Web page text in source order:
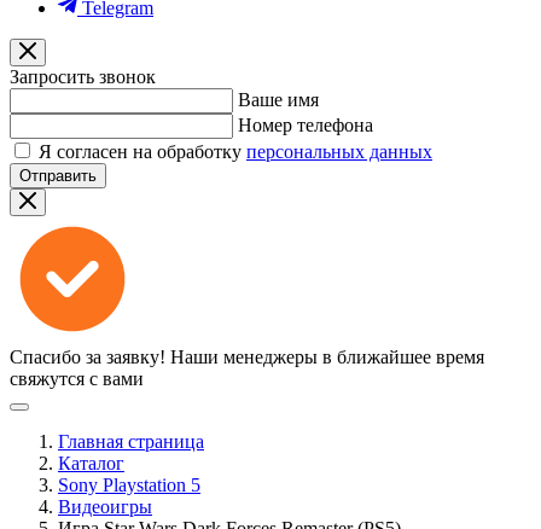
Telegram
Запросить звонок
Ваше имя
Номер телефона
Я согласен на обработку персональных данных
Отправить
Спасибо за заявку! Наши менеджеры в ближайшее время
свяжутся с вами
Главная страница
Каталог
Sony Playstation 5
Видеоигры